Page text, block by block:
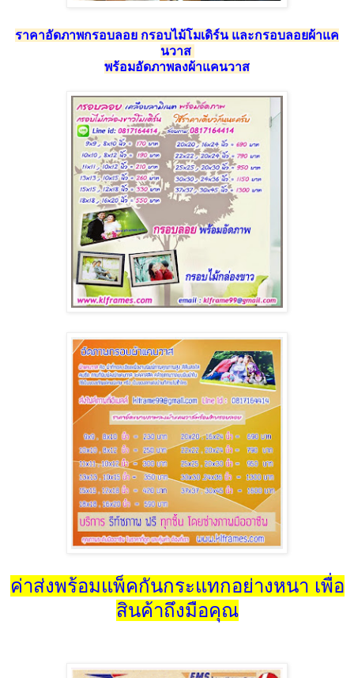
ราคาอัดภาพกรอบลอย กรอบไม้โมเดิร์น และกรอบลอยผ้าแค
นวาส
พร้อมอัดภาพลงผ้าแคนวาส
ค่าส่งพร้อมแพ็คกันกระแทกอย่างหนา เพื่อ
สินค้าถึงมือคุณ